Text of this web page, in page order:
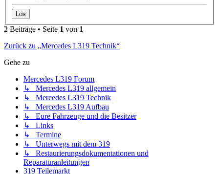
2 Beiträge • Seite 1 von 1
Zurück zu „Mercedes L319 Technik“
Gehe zu
Mercedes L319 Forum
↳ Mercedes L319 allgemein
↳ Mercedes L319 Technik
↳ Mercedes L319 Aufbau
↳ Eure Fahrzeuge und die Besitzer
↳ Links
↳ Termine
↳ Unterwegs mit dem 319
↳ Restaurierungsdokumentationen und
Reparaturanleitungen
319 Teilemarkt